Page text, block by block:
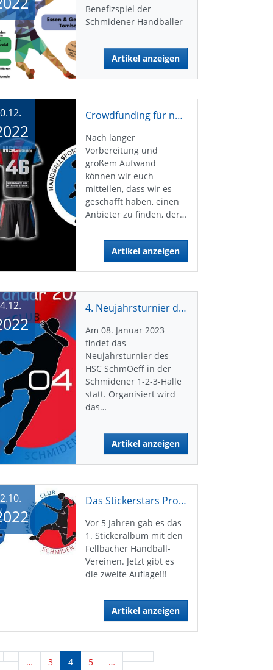
Benefizspiel der
Schmidener Handballer
Artikel anzeigen
Crowdfunding für neue HSC-Trikots
Nach langer
Vorbereitung und
großem Aufwand
können wir euch
mitteilen, dass wir es
geschafft haben, einen
Anbieter zu finden, der…
Artikel anzeigen
4. Neujahrsturnier des HSC
Am 08. Januar 2023
findet das
Neujahrsturnier des
HSC SchmOeff in der
Schmidener 1-2-3-Halle
statt. Organisiert wird
das…
Artikel anzeigen
Das Stickerstars Projekt reloaded!
Vor 5 Jahren gab es das
1. Stickeralbum mit den
Fellbacher Handball-
Vereinen. Jetzt gibt es
die zweite Auflage!!!
Artikel anzeigen
… 3 4 5 …